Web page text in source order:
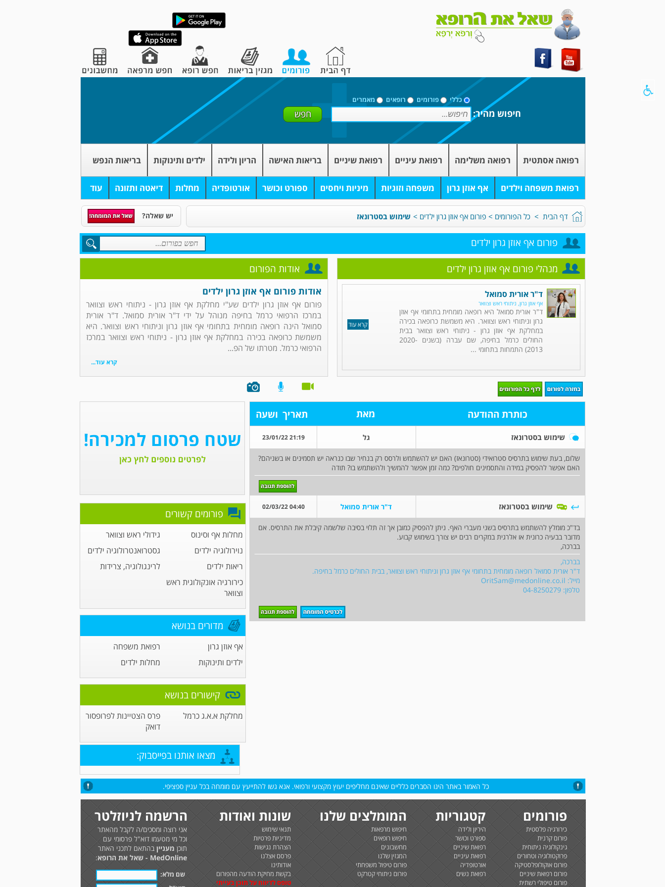
כללי פורומים רופאים מאמרים
חיפוש מהיר:
רפואה אסתטית רפואה משלימה רפואת עיניים רפואת שיניים בריאות האישה הריון ולידה ילדים ותינוקות בריאות הנפש
רפואת משפחה וילדים אף אוזן גרון משפחה וזוגיות מיניות ויחסים ספורט וכושר אורטופדיה מחלות דיאטה ותזונה עוד
דף הבית > כל הפורומים > פורום אף אוזן גרון ילדים > שימוש בסטרונאז יש שאלה?
פורום אף אוזן גרון ילדים
אודות הפורום
אודות פורום אף אוזן גרון ילדים
פורום אף אוזן גרון ילדים שע"י מחלקת אף אוזן גרון - ניתוחי ראש וצוואר
במרכז הרפואי כרמל בחיפה מנוהל על ידי ד"ר אורית סמואל. ד"ר אורית
סמואל הינה רופאה מומחית בתחומי אף אוזן גרון וניתוחי ראש וצוואר. היא
משמשת כרופאה בכירה במחלקת אף אוזן גרון - ניתוחי ראש וצוואר במרכז
הרפואי כרמל. מטרתו של הפ...
קרא עוד...
מנהלי פורום אף אוזן גרון ילדים
קרא עוד
ד"ר אורית סמואל
אף אוזן גרון, ניתוחי ראש וצוואר
ד"ר אורית סמואל היא רופאה מומחית בתחומי אף אוזן
גרון וניתוחי ראש וצוואר. היא משמשת כרופאה בכירה
במחלקת אף אוזן גרון - ניתוחי ראש וצוואר בבית
החולים כרמל בחיפה, שם עברה (בשנים 2020-
2013) התמחות בתחומי ...
כותרת ההודעה מאת תאריך ושעה
שימוש בסטרונאז גל 21:19 23/01/22
שלום, בעת שימוש בתרסיס סטרואידי (סטרונאז) האם יש להשתמש ולרסס רק בנחיר שבו כנראה יש תסמינים או בשניהם?
האם אפשר להפסיק במידה והתסמינים חולפים? כמה זמן אפשר להמשיך ולהשתמש בו? תודה
שימוש בסטרונאז ד"ר אורית סמואל 04:40 02/03/22
בד"כ מומלץ להשתמש בתרסיס בשני מעברי האף. ניתן להפסיק כמובן אך זה תלוי בסיבה שלשמה קיבלת את התרסיס. אם
מדובר בבעיה כרונית או אלרגית במקרים רבים יש צורך בשימוש קבוע.
בברכה,
בברכה,
ד"ר אורית סמואל רופאה מומחית בתחומי אף אוזן גרון וניתוחי ראש וצוואר, בבית החולים כרמל בחיפה.
מייל: OritSam@medonline.co.il
טלפון: 04-8250279
פורומים קשורים
מחלות אף וסינוס
גידולי ראש וצוואר
נוירולוגיה ילדים
גסטרואנטרולוגיה ילדים
ריאות ילדים
לרינגולוגיה, צרידות
כירורגיה אונקולוגית ראש
וצוואר
מדורים בנושא
אף אוזן גרון
רפואת משפחה
ילדים ותינוקות
מחלות ילדים
קישורים בנושא
מחלקת א.א.ג כרמל
פרס הצטיינות לפרופסור
דואק
מצאו אותנו בפייסבוק:
כל האמור באתר הינו הסברים כלליים שאינם מחליפים יעוץ מקצועי ורפואי. אנא גשו להתייעץ עם מומחה בכל עניין ספציפי.
פורומים
כירורגיה פלסטית
פורום קרנית
גינקולוגיה ניתוחית
פרוקטולוגיה וטחורים
פורום אוקולופלסטיקה
פורום רפואת שיניים
פורום טיפולי רשתית
קטגוריות
היריון ולידה
ספורט וכושר
רפואת שיניים
רפואת עיניים
אורטופדיה
רפואת נשים
המומלצים שלנו
חיפוש מרפאות
חיפוש רופאים
מחשבונים
המגזין שלנו
פורום טיפול משפחתי
פורום ניתוחי קטרקט
שונות ואודות
תנאי שימוש
מדיניות פרטיות
הצהרת נגישות
פרסם אצלנו
אודותינו
בקשת מחיקת הודעה מהפורום
טופס לדיווח על תוכן בעייתי
הרשמה לניוזלטר
אני רוצה ומסכים/ה לקבל מהאתר
וכל מי מטעמו דוא"ל פרסומי עם
תוכן מענייןבהתאם לתכני האתר
MedOnline - שאל את הרופא
:
שם מלא: